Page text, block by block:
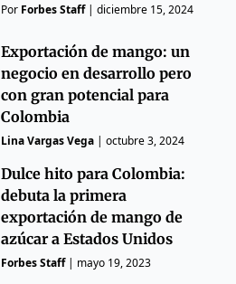
Por Forbes Staff|diciembre 15, 2024
Exportación de mango: un
negocio en desarrollo pero
con gran potencial para
Colombia
Lina Vargas Vega |octubre 3, 2024
Dulce hito para Colombia:
debuta la primera
exportación de mango de
azúcar a Estados Unidos
Forbes Staff| mayo 19, 2023